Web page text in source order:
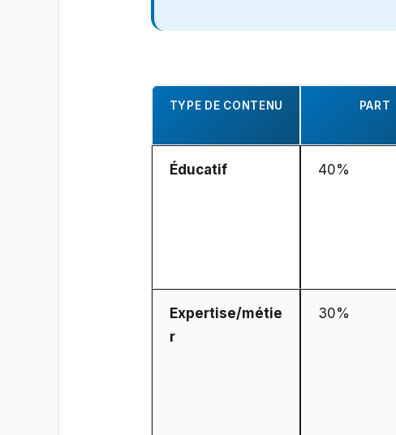
TYPE DE CONTENU PART
Éducatif 40%
Expertise/métie
r
30%